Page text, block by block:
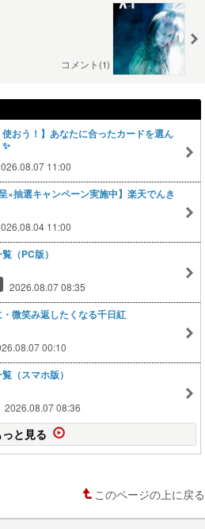
コメント(1)
使おう！】あなたに合ったカードを選ん
11:00
×抽選キャンペーン実施中】楽天でんき
11:00
（PC版）
2026.08.07 08:35
微笑み返したくなる千日紅
00:10
（スマホ版）
2026.08.07 08:36
っと見る
このページの上に戻る